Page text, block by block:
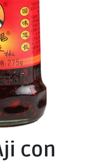
con